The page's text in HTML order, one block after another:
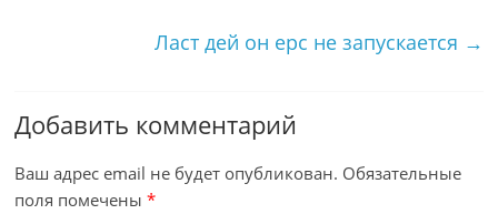
Ласт дей он ерс не запускается →
Добавить комментарий
Ваш адрес email не будет опубликован. Обязательные
поля помечены*